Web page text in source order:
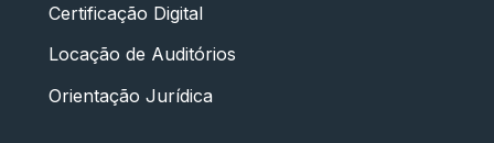
Certificação Digital
Locação de Auditórios
Orientação Jurídica